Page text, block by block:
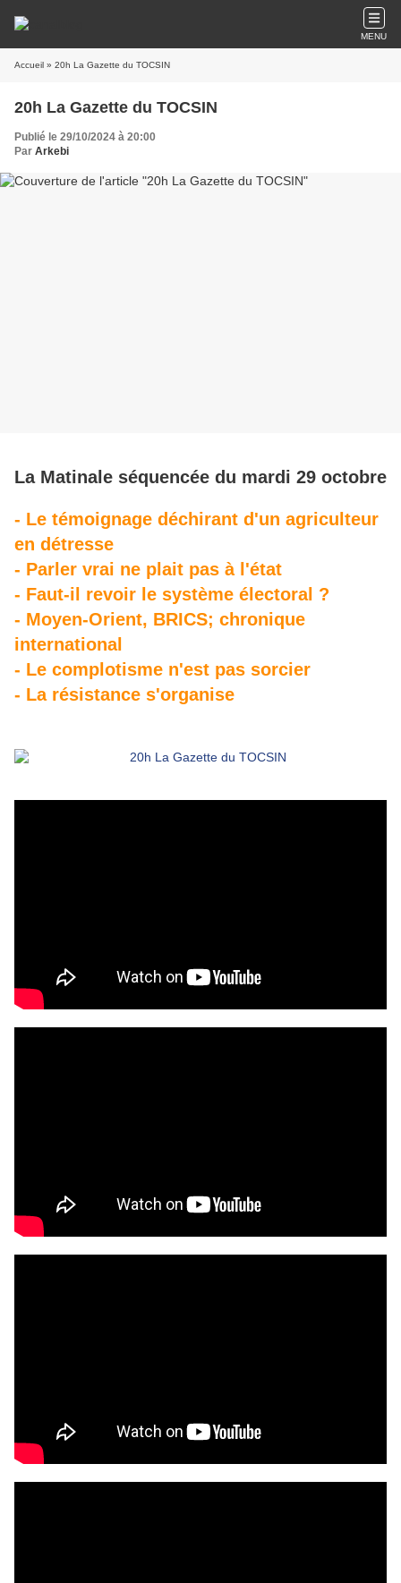
MENU
Accueil » 20h La Gazette du TOCSIN
20h La Gazette du TOCSIN
Publié le 29/10/2024 à 20:00
Par Arkebi
La Matinale séquencée du mardi 29 octobre
- Le témoignage déchirant d'un agriculteur
en détresse
- Parler vrai ne plait pas à l'état
- Faut-il revoir le système électoral ?
- Moyen-Orient, BRICS; chronique
international
- Le complotisme n'est pas sorcier
- La résistance s'organise